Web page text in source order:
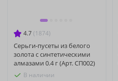
4.7 (1874)
Серьги-пусеты из белого
золота с синтетическими
алмазами 0.4 г (Арт. СП002)
В наличии